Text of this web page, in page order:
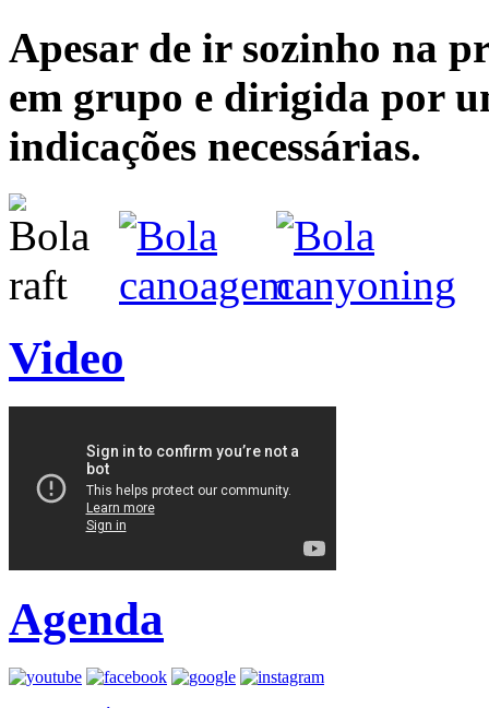
Apesar de ir sozinho na
em grupo e dirigida por
indicações necessárias.
Video
Agenda